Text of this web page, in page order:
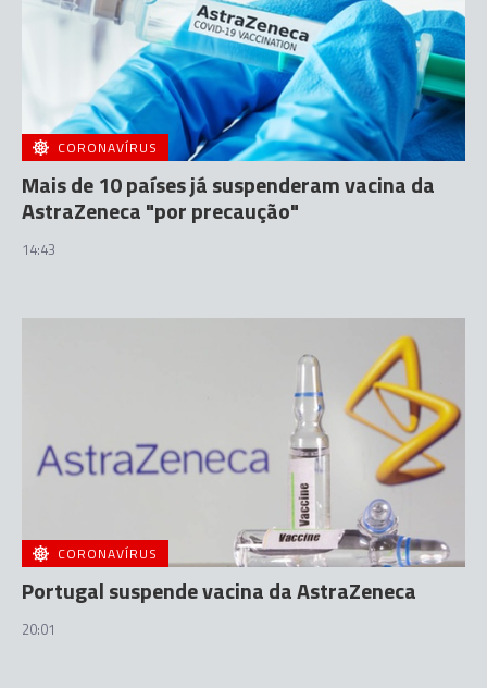
CORONAVÍRUS
Mais de 10 países já suspenderam vacina da
AstraZeneca "por precaução"
14:43
CORONAVÍRUS
Portugal suspende vacina da AstraZeneca
20:01